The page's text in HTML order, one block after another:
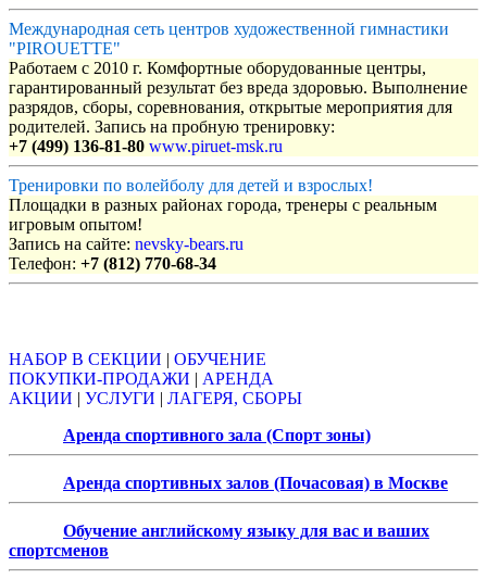
Международная сеть центров художественной гимнастики
"PIROUETTE"
Работаем с 2010 г. Комфортные оборудованные центры,
гарантированный результат без вреда здоровью. Выполнение
разрядов, сборы, соревнования, открытые мероприятия для
родителей. Запись на пробную тренировку:
+7 (499) 136-81-80 www.piruet-msk.ru
Тренировки по волейболу для детей и взрослых!
Площадки в разных районах города, тренеры с реальным
игровым опытом!
Запись на сайте: nevsky-bears.ru
Телефон: +7 (812) 770-68-34
НАБОР В СЕКЦИИ | ОБУЧЕНИЕ
ПОКУПКИ-ПРОДАЖИ | АРЕНДА
АКЦИИ | УСЛУГИ | ЛАГЕРЯ, СБОРЫ
Аренда спортивного зала (Спорт зоны)
Аренда спортивных залов (Почасовая) в Москве
Обучение английскому языку для вас и ваших
спортсменов